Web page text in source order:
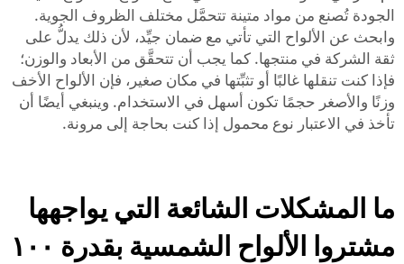
الجودة تُصنع من مواد متينة تتحمَّل مختلف الظروف الجوية.
وابحث عن الألواح التي تأتي مع ضمان جيِّد، لأن ذلك يدلُّ على
ثقة الشركة في منتجها. كما يجب أن تتحقَّق من الأبعاد والوزن؛
فإذا كنت تنقلها غالبًا أو تثبِّتها في مكان صغير، فإن الألواح الأخف
وزنًا والأصغر حجمًا تكون أسهل في الاستخدام. وينبغي أيضًا أن
تأخذ في الاعتبار نوع محمول إذا كنت بحاجة إلى مرونة.
ما المشكلات الشائعة التي يواجهها
مشتروا الألواح الشمسية بقدرة ١٠٠